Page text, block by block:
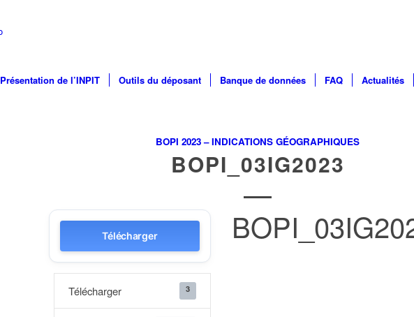
Présentation de l’INPIT Outils du déposant Banque de données FAQ Actualités
BOPI 2023 – INDICATIONS GÉOGRAPHIQUES
BOPI_03IG2023
Télécharger
Télécharger 3